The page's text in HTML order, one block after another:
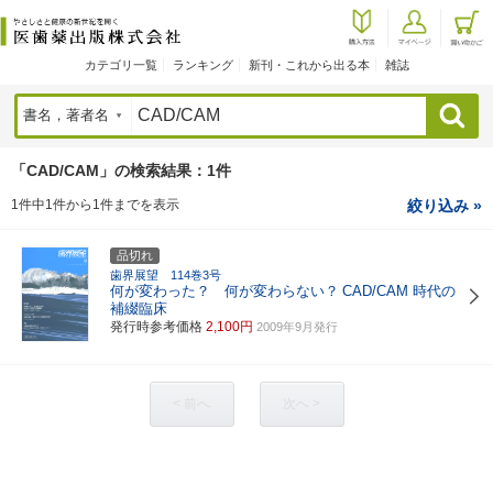
カテゴリ一覧 ランキング 新刊・これから出る本 雑誌
検索
「CAD/CAM」の検索結果：1件
1件中1件から1件までを表示 絞り込み »
品切れ
歯界展望 114巻3号
何が変わった？ 何が変わらない？ CAD/CAM 時代の
補綴臨床
発行時参考価格 2,100円 2009年9月発行